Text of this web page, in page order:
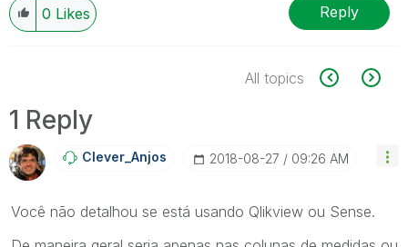
0 Likes Reply
All topics
1 Reply
Clever_Anjos ‎2018-08-27 09:26 AM
Você não detalhou se está usando Qlikview ou Sense.